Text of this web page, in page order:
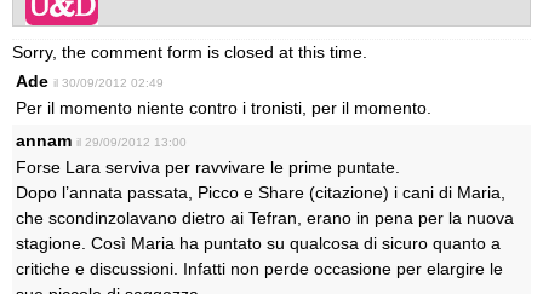
Sorry, the comment form is closed at this time.
Ade il 30/09/2012 02:49
Per il momento niente contro i tronisti, per il momento.
annam il 29/09/2012 13:00
Forse Lara serviva per ravvivare le prime puntate.
Dopo l’annata passata, Picco e Share (citazione) i cani di Maria,
che scondinzolavano dietro ai Tefran, erano in pena per la nuova
stagione. Così Maria ha puntato su qualcosa di sicuro quanto a
critiche e discussioni. Infatti non perde occasione per elargire le